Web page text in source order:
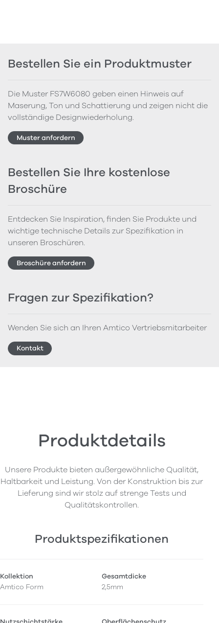
Bestellen Sie ein Produktmuster
Die Muster FS7W6080 geben einen Hinweis auf
Maserung, Ton und Schattierung und zeigen nicht die
vollständige Designwiederholung.
Muster anfordern
Bestellen Sie Ihre kostenlose
Broschüre
Entdecken Sie Inspiration, finden Sie Produkte und
wichtige technische Details zur Spezifikation in
unseren Broschüren.
Broschüre anfordern
Fragen zur Spezifikation?
Wenden Sie sich an Ihren Amtico Vertriebsmitarbeiter
Kontakt
Produktdetails
Unsere Produkte bieten außergewöhnliche Qualität,
Haltbarkeit und Leistung. Von der Konstruktion bis zur
Lieferung sind wir stolz auf strenge Tests und
Qualitätskontrollen.
Produktspezifikationen
Kollektion
Amtico Form
Gesamtdicke
2,5mm